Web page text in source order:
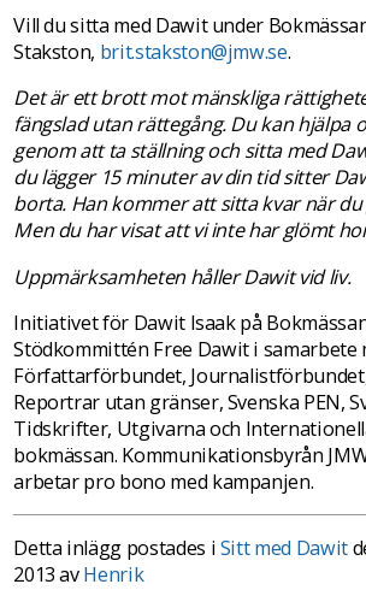
Vill du sitta med Dawit under
Stakston, brit.stakston@jmw.se.
Det är ett brott mot mänskliga
fängslad utan rättegång. Du kan hjälpa
genom att ta ställning och sitta med
du lägger 15 minuter av din tid sitter
borta. Han kommer att sitta kvar när du
Men du har visat att vi inte har glömt
Uppmärksamheten håller Dawit vid liv.
Initiativet för Dawit Isaak på
Stödkommittén Free Dawit i samarbete
Författarförbundet,
Reportrar utan gränser, Svenska PEN,
Tidskrifter, Utgivarna och
bokmässan. Kommunikationsbyrån
arbetar pro bono med kampanjen.
Detta inlägg postades iSitt med Dawit
2013 avHenrik